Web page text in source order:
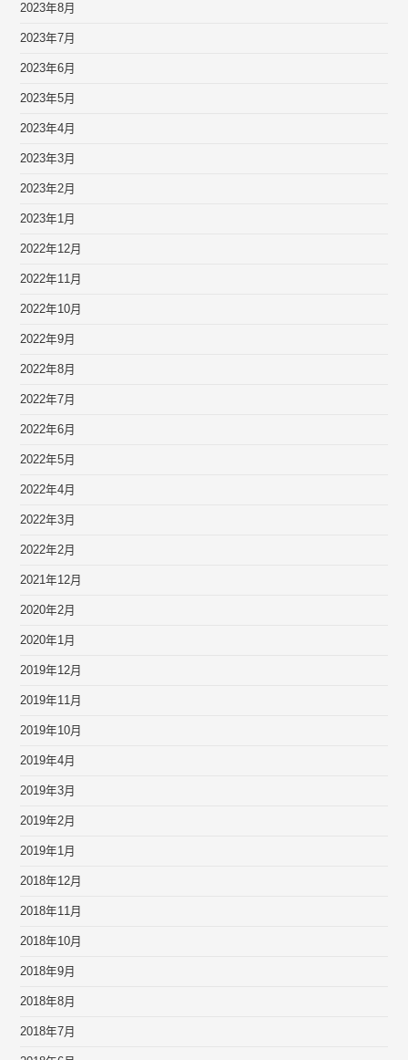
2023年8月
2023年7月
2023年6月
2023年5月
2023年4月
2023年3月
2023年2月
2023年1月
2022年12月
2022年11月
2022年10月
2022年9月
2022年8月
2022年7月
2022年6月
2022年5月
2022年4月
2022年3月
2022年2月
2021年12月
2020年2月
2020年1月
2019年12月
2019年11月
2019年10月
2019年4月
2019年3月
2019年2月
2019年1月
2018年12月
2018年11月
2018年10月
2018年9月
2018年8月
2018年7月